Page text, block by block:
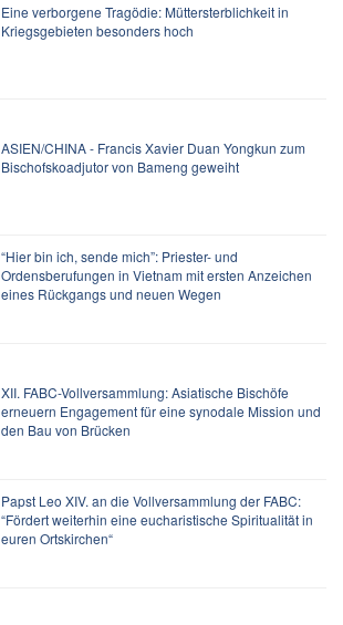
Eine verborgene Tragödie: Müttersterblichkeit in
Kriegsgebieten besonders hoch
ASIEN/CHINA - Francis Xavier Duan Yongkun zum
Bischofskoadjutor von Bameng geweiht
“Hier bin ich, sende mich”: Priester- und
Ordensberufungen in Vietnam mit ersten Anzeichen
eines Rückgangs und neuen Wegen
XII. FABC-Vollversammlung: Asiatische Bischöfe
erneuern Engagement für eine synodale Mission und
den Bau von Brücken
Papst Leo XIV. an die Vollversammlung der FABC:
“Fördert weiterhin eine eucharistische Spiritualität in
euren Ortskirchen“